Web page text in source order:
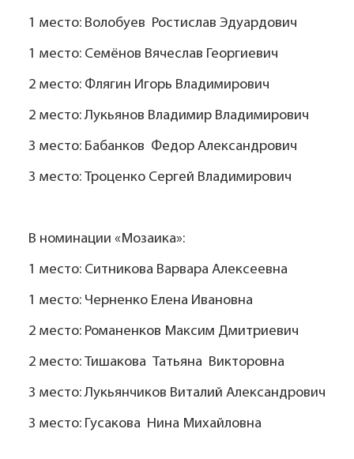
1 место: Волобуев Ростислав Эдуардович
1 место: Семёнов Вячеслав Георгиевич
2 место: Флягин Игорь Владимирович
2 место: Лукьянов Владимир Владимирович
3 место: Бабанков Федор Александрович
3 место: Троценко Сергей Владимирович
В номинации «Мозаика»:
1 место: Ситникова Варвара Алексеевна
1 место: Черненко Елена Ивановна
2 место: Романенков Максим Дмитриевич
2 место: Тишакова Татьяна Викторовна
3 место: Лукьянчиков Виталий Александрович
3 место: Гусакова Нина Михайловна